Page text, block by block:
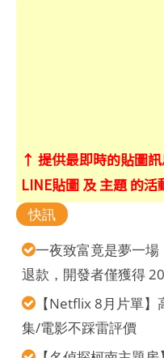
↑ 提供最即時的貼圖
LINE貼圖 及 主題 的
快訊
一夜致富竟是夢一
退款，開發者僅獲得
【Netflix 8月片單
集/電影不踩雷評價